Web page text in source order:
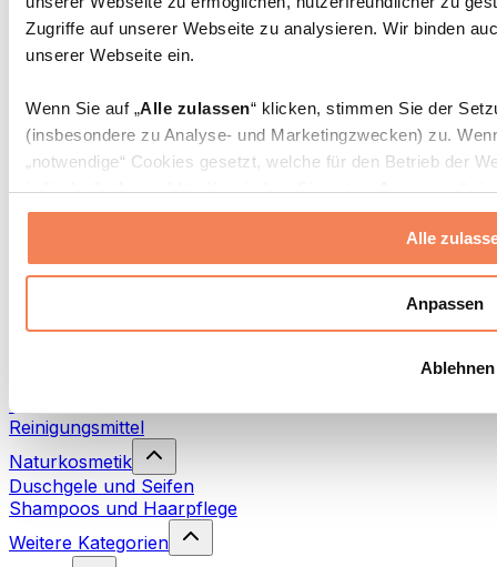
Zugriffe auf unserer Webseite zu analysieren. Wir binden
unserer Webseite ein.
Wenn Sie auf „Alle zulassen“ klicken, stimmen Sie der
(insbesondere zu Analyse- und Marketingzwecken) zu.
„notwendige“ Cookies gesetzt, welche für den Betrieb der
individuelle Auswahl treffen, indem Sie unter „Anpassen“
erlauben“ klicken.
Weitere Informationen über die Verarbeitung Ihrer Daten
Datenschutzerklärung
Alle
Anpassen
Ablehnen
Taschen & Rucksäcke
Essenstaschen und Meal-Prep-Zubehör
Sporttaschen
Zubehör nach Aktivität
Laufen
Kampfsport
Yoga & Pilates
Wandern
Rotlichttherapie
Waschmittel
Reinigungsmittel
Naturkosmetik
Duschgele und Seifen
Shampoos und Haarpflege
Weitere Kategorien